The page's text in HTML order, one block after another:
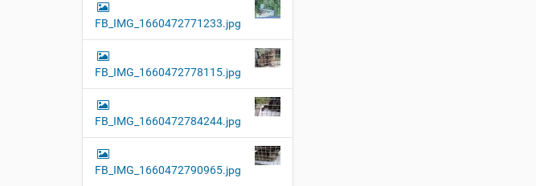
FB_IMG_1660472771233.jpg
FB_IMG_1660472778115.jpg
FB_IMG_1660472784244.jpg
FB_IMG_1660472790965.jpg